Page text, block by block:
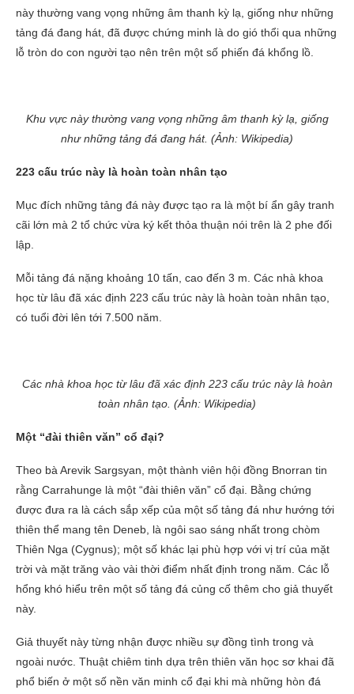
này thường vang vọng những âm thanh kỳ lạ, giống như những
tảng đá đang hát, đã được chứng minh là do gió thổi qua những
lỗ tròn do con người tạo nên trên một số phiến đá khổng lồ.
Khu vực này thường vang vọng những âm thanh kỳ lạ, giống
như những tảng đá đang hát. (Ảnh: Wikipedia)
223 cấu trúc này là hoàn toàn nhân tạo
Mục đích những tảng đá này được tạo ra là một bí ẩn gây tranh
cãi lớn mà 2 tổ chức vừa ký kết thỏa thuận nói trên là 2 phe đối
lập.
Mỗi tảng đá nặng khoảng 10 tấn, cao đến 3 m. Các nhà khoa
học từ lâu đã xác định 223 cấu trúc này là hoàn toàn nhân tạo,
có tuổi đời lên tới 7.500 năm.
Các nhà khoa học từ lâu đã xác định 223 cấu trúc này là hoàn
toàn nhân tạo. (Ảnh: Wikipedia)
Một “đài thiên văn” cổ đại?
Theo bà Arevik Sargsyan, một thành viên hội đồng Bnorran tin
rằng Carrahunge là một “đài thiên văn” cổ đại. Bằng chứng
được đưa ra là cách sắp xếp của một số tảng đá như hướng tới
thiên thể mang tên Deneb, là ngôi sao sáng nhất trong chòm
Thiên Nga (Cygnus); một số khác lại phù hợp với vị trí của mặt
trời và mặt trăng vào vài thời điểm nhất định trong năm. Các lỗ
hổng khó hiểu trên một số tảng đá củng cố thêm cho giả thuyết
này.
Giả thuyết này từng nhận được nhiều sự đồng tình trong và
ngoài nước. Thuật chiêm tinh dựa trên thiên văn học sơ khai đã
phổ biến ở một số nền văn minh cổ đại khi mà những hòn đá